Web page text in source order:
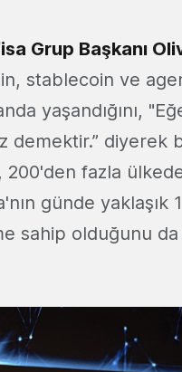
Grup Başkanı
stablecoin ve
yaşandığını,
demektir.” diyerek
fazla
günde yaklaşık
sahip olduğunu